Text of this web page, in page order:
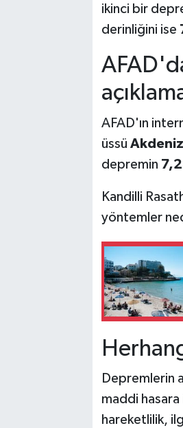
ikinci bir
derinliğini ise
AFAD'ın
üssü Akdeniz
depremin
Kandilli
yöntemler
Depremlerin
maddi hasara
hareketlilik,